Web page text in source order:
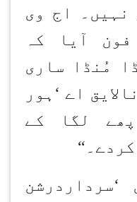
نہیں۔ اج وی
آیا کہ
مُنڈا ساری
اے ‘ ہور
لگا کے
“
‘سرداردرشن